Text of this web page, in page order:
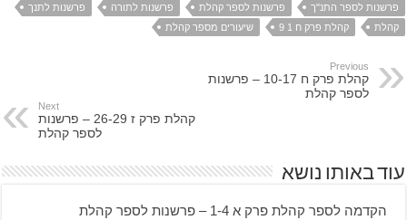
פרשנות לספר התנ"ך
פרשנות לספר קהלת פרשנות לתורה
פרשנות לתנך
קהלת
קהלת פרק ח 1 9 שיעורים מספר קהלת
Previous
קהלת פרק ח 10-17 – פרשנות
לספר קהלת
Next
קהלת פרק ז 26-29 – פרשנות
לספר קהלת
עוד באותו נושא
הקדמה לספר קהלת פרק א 1-4 – פרשנות לספר קהלת